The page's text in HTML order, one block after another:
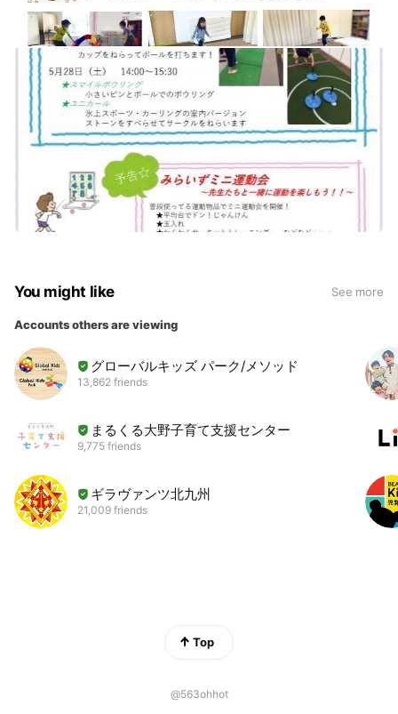
You might like See more
Accounts others are viewing
グローバルキッズ パーク/メソッド
13,862 friends
まるくる大野子育て支援センター
9,775 friends
ギラヴァンツ北九州
21,009 friends
Top
@563ohhot